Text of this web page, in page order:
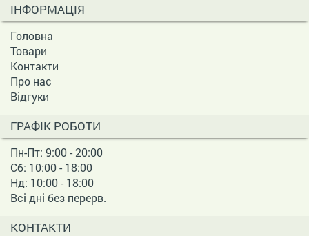
ІНФОРМАЦІЯ
Головна
Товари
Контакти
Про нас
Відгуки
ГРАФІК РОБОТИ
Пн-Пт: 9:00 - 20:00
Сб: 10:00 - 18:00
Нд: 10:00 - 18:00
Всі дні без перерв.
КОНТАКТИ